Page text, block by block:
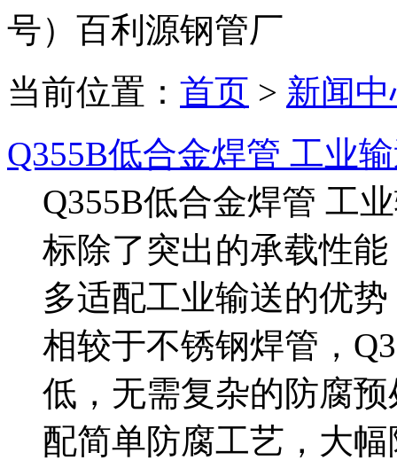
号）百利源钢管厂
当前位置： 首页 > 新闻
Q355B低合金焊管 工业
Q355B低合金焊管 工
标除了突出的承载性
多适配工业输送的优
相较于不锈钢焊管，
低，无需复杂的防腐
配简单防腐工艺，大